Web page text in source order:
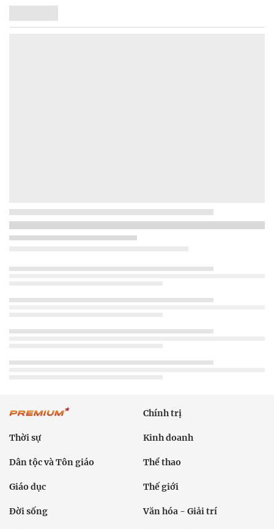
Chính trị
Thời sự Kinh doanh
Dân tộc và Tôn giáo Thể thao
Giáo dục Thế giới
Đời sống Văn hóa - Giải trí